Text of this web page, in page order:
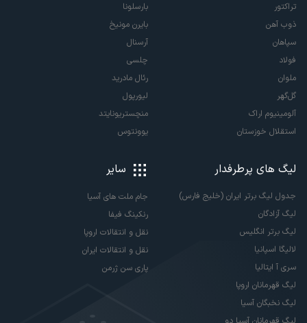
تراکتور
ذوب آهن
سپاهان
فولاد
ملوان
گل‌گهر
آلومینیوم اراک
استقلال خوزستان
بارسلونا
بایرن مونیخ
آرسنال
چلسی
رئال مادرید
لیورپول
منچستریونایتد
یوونتوس
لیگ های پرطرفدار
جدول لیگ برتر ایران (خلیج فارس)
لیگ آزادگان
لیگ برتر انگلیس
لالیگا اسپانیا
سری آ ایتالیا
لیگ قهرمانان اروپا
لیگ نخبگان آسیا
سایر
جام ملت های آسیا
رنکینگ فیفا
نقل و انتقالات اروپا
نقل و انتقالات ایران
پاری سن ژرمن